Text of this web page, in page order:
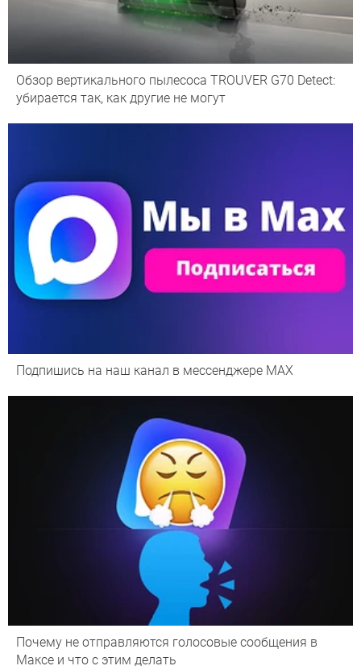
Обзор вертикального пылесоса TROUVER G70 Detect:
убирается так, как другие не могут
Подпишись на наш канал в мессенджере МАХ
Почему не отправляются голосовые сообщения в
Максе и что с этим делать